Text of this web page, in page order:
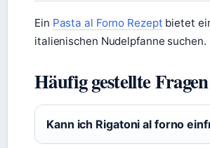
Ein Pasta al Forno Rezept bietet
italienischen Nudelpfanne suchen.
Häufig gestellte Fragen
Kann ich Rigatoni al forno